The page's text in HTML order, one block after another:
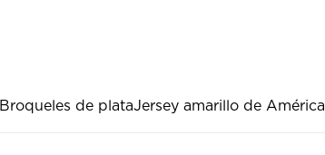
Broqueles de plataJersey amarillo de América